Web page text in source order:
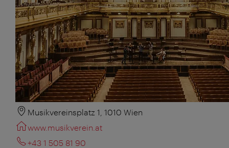
Musikvereinsplatz 1, 1010 Wien
www.musikverein.at
+43 1 505 81 90